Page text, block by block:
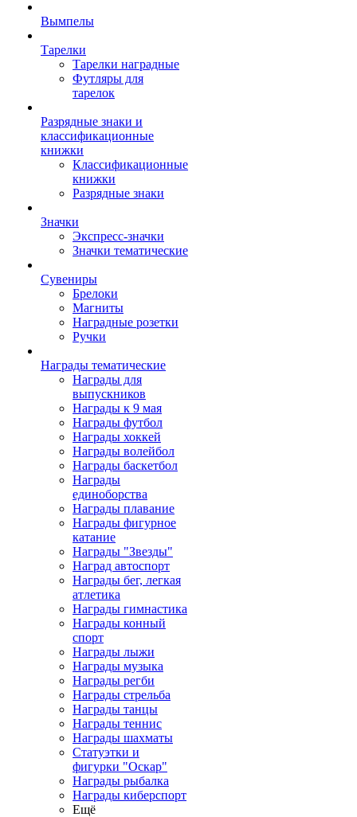
Вымпелы
Тарелки
Тарелки наградные
Футляры для
тарелок
Разрядные знаки и
классификационные
книжки
Классификационные
книжки
Разрядные знаки
Значки
Экспресс-значки
Значки тематические
Сувениры
Брелоки
Магниты
Наградные розетки
Ручки
Награды тематические
Награды для
выпускников
Награды к 9 мая
Награды футбол
Награды хоккей
Награды волейбол
Награды баскетбол
Награды
единоборства
Награды плавание
Награды фигурное
катание
Награды "Звезды"
Наград автоспорт
Награды бег, легкая
атлетика
Награды гимнастика
Награды конный
спорт
Награды лыжи
Награды музыка
Награды регби
Награды стрельба
Награды танцы
Награды теннис
Награды шахматы
Статуэтки и
фигурки "Оскар"
Награды рыбалка
Награды киберспорт
Ещё